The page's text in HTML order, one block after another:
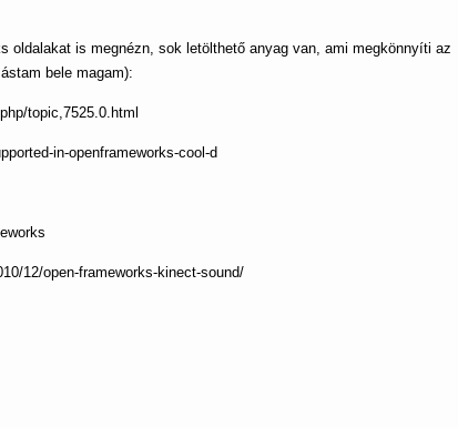
oldalakat is megnézn, sok letölthető anyag van, ami megkönnyíti az
bele magam):
topic,7525.0.html
in-openframeworks-cool-d
12/open-frameworks-kinect-sound/